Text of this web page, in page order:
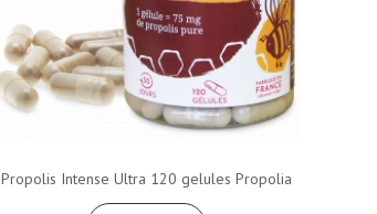
Propolis Intense Ultra 120 gelules Propolia